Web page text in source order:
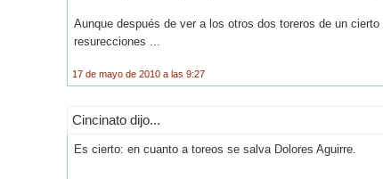
Aunque después de ver a los otros dos toreros de un
resurecciones ...
17 de mayo de 2010 a las 9:27
Cincinato dijo...
Es cierto: en cuanto a toreos se salva Dolores Aguirre.